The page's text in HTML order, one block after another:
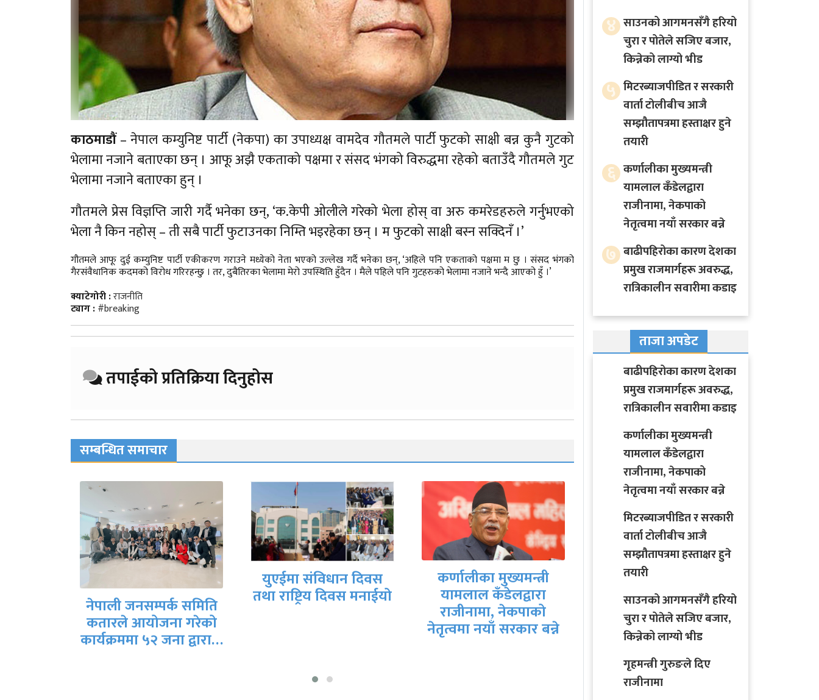
काठमाडौं– नेपाल कम्युनिष्ट पार्टी (नेकपा) का उपाध्यक्ष वामदेव गौतमले पार्टी फुटको साक्षी बन्न कुनै गुटको
भेलामा नजाने बताएका छन् । आफू अझै एकताको पक्षमा र संसद भंगको विरुद्धमा रहेको बताउँदै गौतमले गुट
भेलामा नजाने बताएका हुन् ।
गौतमले प्रेस विज्ञप्ति जारी गर्दै भनेका छन्, ‘क.केपी ओलीले गरेको भेला होस् वा अरु कमरेडहरुले गर्नुभएको
भेला नै किन नहोस् – ती सबै पार्टी फुटाउनका निम्ति भइरहेका छन् । म फुटको साक्षी बस्न सक्दिनँ ।’
गौतमले आफू दुई कम्युनिष्ट पार्टी एकीकरण गराउने मध्येको नेता भएको उल्लेख गर्दै भनेका छन्, ‘अहिले पनि एकताको पक्षमा म छु । संसद भंगको
गैरसंवैधानिक कदमको विरोध गरिरहन्छु । तर, दुबैतिरका भेलामा मेरो उपस्थिति हुँदैन । मैले पहिले पनि गुटहरुको भेलामा नजाने भन्दै आएको हुँ ।’
क्याटेगोरी :राजनीति
ट्याग :#breaking
तपाईको प्रतिक्रिया दिनुहोस
सम्बन्धित समाचार
तथा राष्ट्रिय दिवस मनाईयो
कर्णालीका मुख्यमन्त्री
यामलाल कँडेलद्वारा
राजीनामा, नेकपाको
गृहमन्त्री गुरुङले दिए
राजीनामा नेपाली जनसम्पर्क समिति
कतारले आयोजना गरेको
कार्यक्रममा ५२ जना द्वारा…
४ साउनको आगमनसँगै हरियो
चुरा र पोतेले सजिए बजार,
किन्नेको लाग्यो भीड
५ मिटरब्याजपीडित र सरकारी
वार्ता टोलीबीच आजै
सम्झौतापत्रमा हस्ताक्षर हुने
तयारी
६ कर्णालीका मुख्यमन्त्री
यामलाल कँडेलद्वारा
राजीनामा, नेकपाको
नेतृत्वमा नयाँ सरकार बन्ने
७ बाढीपहिरोका कारण देशका
प्रमुख राजमार्गहरू अवरुद्ध,
रात्रिकालीन सवारीमा कडाइ
ताजा अपडेट
बाढीपहिरोका कारण देशका
प्रमुख राजमार्गहरू अवरुद्ध,
रात्रिकालीन सवारीमा कडाइ
कर्णालीका मुख्यमन्त्री
यामलाल कँडेलद्वारा
राजीनामा, नेकपाको
नेतृत्वमा नयाँ सरकार बन्ने
मिटरब्याजपीडित र सरकारी
वार्ता टोलीबीच आजै
सम्झौतापत्रमा हस्ताक्षर हुने
तयारी
साउनको आगमनसँगै हरियो
चुरा र पोतेले सजिए बजार,
किन्नेको लाग्यो भीड
गृहमन्त्री गुरुङले दिए
राजीनामा